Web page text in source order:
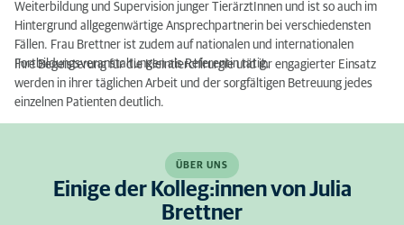
Weiterbildung und Supervision junger TierärztInnen und ist so auch im
Hintergrund allgegenwärtige Ansprechpartnerin bei verschiedensten
Fällen. Frau Brettner ist zudem auf nationalen und internationalen
Fortbildungsveranstaltungen als Referentin tätig.
Ihre Begeisterung für die Kleintierchirurgie und ihr engagierter Einsatz
werden in ihrer täglichen Arbeit und der sorgfältigen Betreuung jedes
einzelnen Patienten deutlich.
ÜBER UNS
Einige der Kolleg:innen von Julia
Brettner